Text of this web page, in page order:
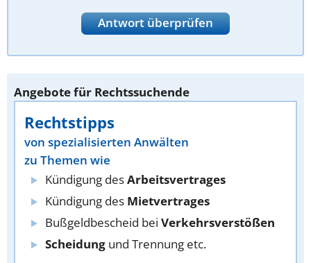
Antwort überprüfen
Angebote für Rechtssuchende
Rechtstipps
von spezialisierten Anwälten
zu Themen wie
Kündigung desArbeitsvertrages
Kündigung des Mietvertrages
Bußgeldbescheid bei Verkehrsverstößen
Scheidung und Trennung etc.